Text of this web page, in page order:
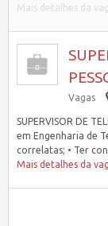
Mais detalhes da
Vagas
SUPERVISOR DE
em Engenharia de
correlatas; • Ter
Mais detalhes da